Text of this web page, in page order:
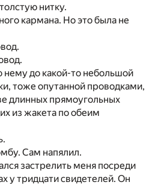
нитку.
кармана. Но это была не
до какой-то небольшой
тоже опутанной проводками,
длинных прямоугольных
из жакета по обеим
Сам напялил.
застрелить меня посреди
у тридцати свидетелей. Он